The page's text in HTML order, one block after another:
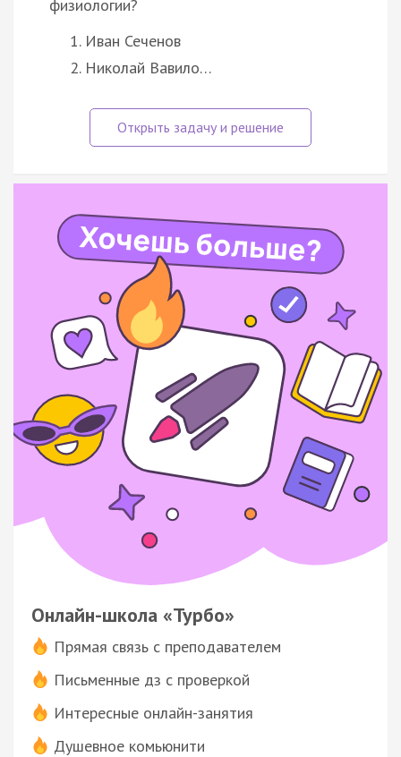
физиологии?
Иван Сеченов
Николай Вавило…
Онлайн-школа «Турбо»
Прямая связь с преподавателем
Письменные дз с проверкой
Интересные онлайн-занятия
Душевное комьюнити